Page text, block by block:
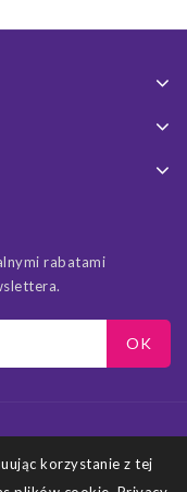
rabatami
korzystanie z tej